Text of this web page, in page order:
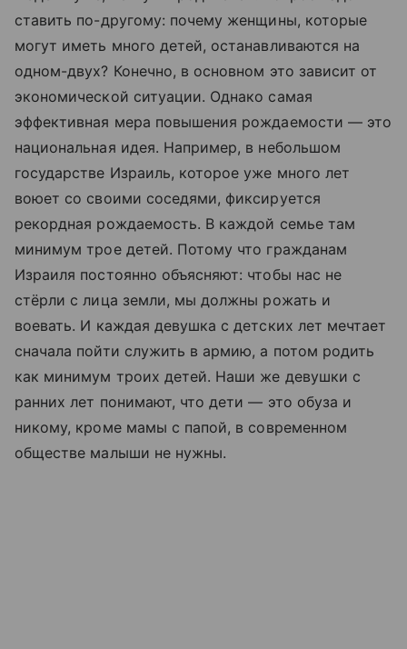
ставить по-другому: ­почему женщины, которые
могут иметь много детей, останавливаются на
одном-двух? Конечно, в основном это зависит от
экономической ситуации. Однако самая
эффективная мера повышения рождаемости — это
национальная идея. Например, в небольшом
государстве Израиль, которое уже много лет
воюет со своими соседями, фиксируется
рекордная рождаемость. В каждой семье там
минимум трое детей. Потому что гражданам
Израиля постоянно объясняют: чтобы нас не
стёрли с лица земли, мы должны рожать и
воевать. И каждая девушка с детских лет мечтает
сначала пойти служить в армию, а потом родить
как минимум троих детей. Наши же девушки с
ранних лет понимают, что дети — это обуза и
никому, кроме мамы с папой, в современном
обществе малыши не нужны.